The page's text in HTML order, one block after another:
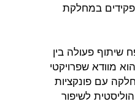
במחלקת
שיתוף פעולה בין
מוודא שפרויקטי
עם פונקציות
לשיפור